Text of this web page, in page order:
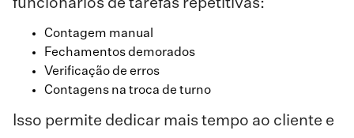
funcionários de tarefas repetitivas:
Contagem manual
Fechamentos demorados
Verificação de erros
Contagens na troca de turno
Isso permite dedicar mais tempo ao cliente e